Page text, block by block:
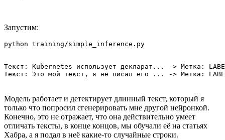
Запустим:
Текст: Kubernetes использует декларат... -> Метка:
Модель работает и детектирует длинный текст, который я
только что попросил сгенерировать мне другой нейронкой.
Конечно, это не отражает, что она действительно умеет
отличать тексты, в конце концов, мы обучали её на статьях
Хабра, а я подал в неё какие-то случайные строки.